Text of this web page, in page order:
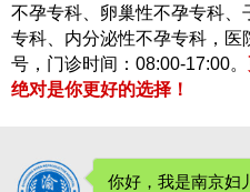
不孕专科、卵巢性不孕专科
专科、内分泌性不孕专科，
号，门诊时间：08:00-17:00。
绝对是你更好的选择！
你好，我是南京妇